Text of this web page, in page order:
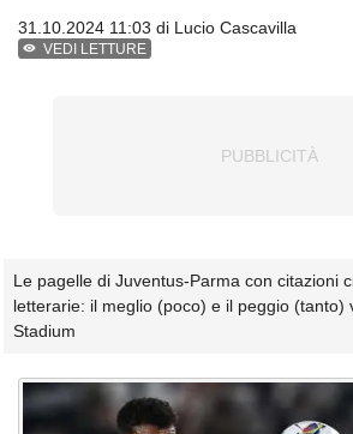
31.10.2024 11:03 di Lucio Cascavilla
VEDI LETTURE
Le pagelle di Juventus-Parma con citazioni
letterarie: il meglio (poco) e il peggio (tanto)
Stadium